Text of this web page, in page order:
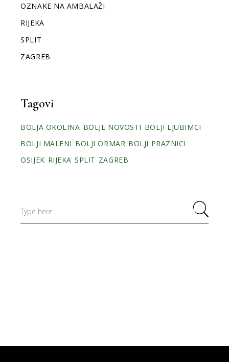
OZNAKE NA AMBALAŽI
RIJEKA
SPLIT
ZAGREB
Tagovi
BOLJA OKOLINA BOLJE NOVOSTI BOLJI LJUBIMCI
BOLJI MALENI BOLJI ORMAR BOLJI PRAZNICI
OSIJEK RIJEKA SPLIT ZAGREB
for: